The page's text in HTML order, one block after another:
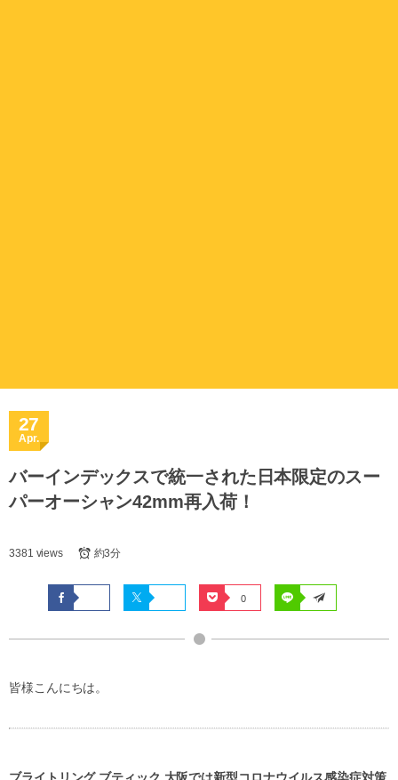
27
Apr.
バーインデックスで統一された日本限定のスー
パーオーシャン42mm再入荷！
3381 views 約3分
0
皆様こんにちは。